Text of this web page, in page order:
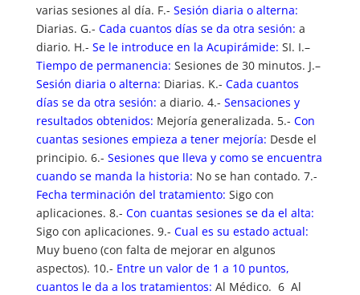
varias sesiones al día. F.- Sesión diaria o alterna:
Diarias. G.- Cada cuantos días se da otra sesión: a
diario. H.- Se le introduce en la Acupirámide: SI. I.–
Tiempo de permanencia: Sesiones de 30 minutos. J.–
Sesión diaria o alterna: Diarias. K.- Cada cuantos
días se da otra sesión: a diario. 4.- Sensaciones y
resultados obtenidos: Mejoría generalizada. 5.- Con
cuantas sesiones empieza a tener mejoría: Desde el
principio. 6.- Sesiones que lleva y como se encuentra
cuando se manda la historia: No se han contado. 7.-
Fecha terminación del tratamiento: Sigo con
aplicaciones. 8.- Con cuantas sesiones se da el alta:
Sigo con aplicaciones. 9.- Cual es su estado actual:
Muy bueno (con falta de mejorar en algunos
aspectos). 10.- Entre un valor de 1 a 10 puntos,
cuantos le da a los tratamientos: Al Médico. 6 Al